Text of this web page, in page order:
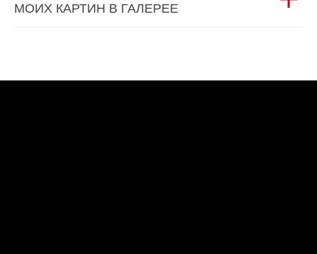
МОИХ КАРТИН В ГАЛЕРЕЕ